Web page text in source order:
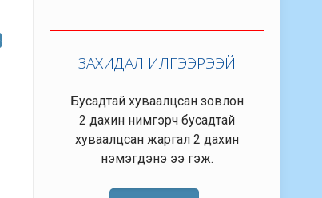
ЗАХИДАЛ ИЛГЭЭРЭЭЙ
Бусадтай хуваалцсан зовлон
2 дахин нимгэрч бусадтай
хуваалцсан жаргал 2 дахин
нэмэгдэнэ ээ гэж.